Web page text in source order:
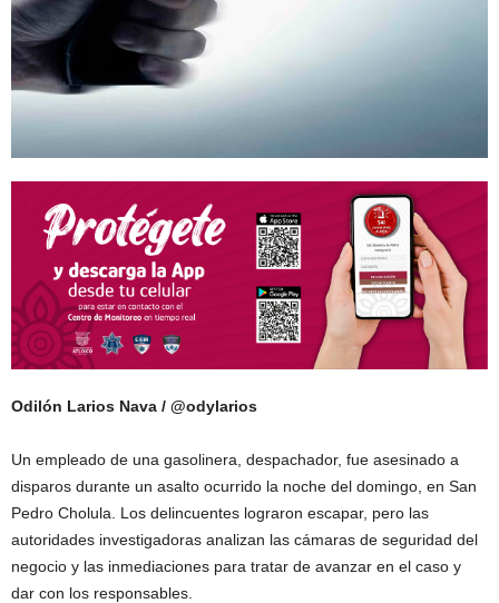
Odilón Larios Nava / @odylarios
Un empleado de una gasolinera, despachador, fue asesinado a
disparos durante un asalto ocurrido la noche del domingo, en San
Pedro Cholula. Los delincuentes lograron escapar, pero las
autoridades investigadoras analizan las cámaras de seguridad del
negocio y las inmediaciones para tratar de avanzar en el caso y
dar con los responsables.